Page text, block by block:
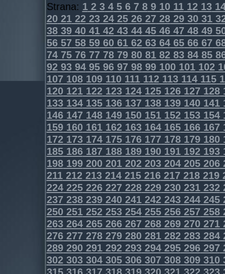
Strana: 12345678910111213
202122232425262728293031
383940414243444546474849
565758596061626364656667
747576777879808182838485
9293949596979899100101102
107108109110111112113114115
120121122123124125126127128
133134135136137138139140141
146147148149150151152153154
159160161162163164165166167
172173174175176177178179180
185186187188189190191192193
198199200201202203204205206
211212213214215216217218219
224225226227228229230231232
237238239240241242243244245
250251252253254255256257258
263264265266267268269270271
276277278279280281282283284
289290291292293294295296297
302303304305306307308309310